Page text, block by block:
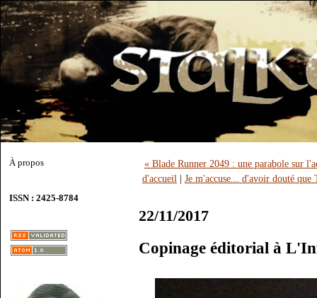
À propos
ISSN : 2425-8784
« Blade Runner 2049 : une parabole sur
d'accueil | Je m'accuse... d'avoir douté
22/11/2017
Copinage éditorial à